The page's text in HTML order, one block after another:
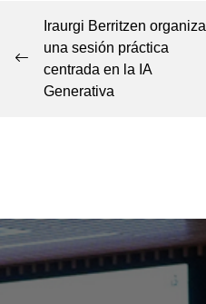
entradas
Iraurgi Berritzen organiza
una sesión práctica
centrada en la IA
Generativa